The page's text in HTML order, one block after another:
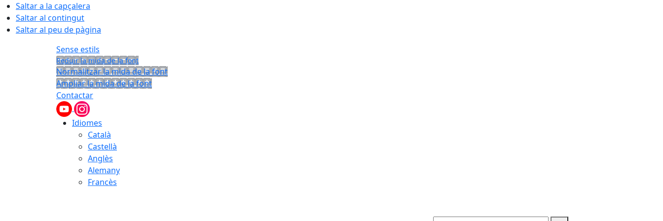
Saltar a la capçalera
Saltar al contingut
Saltar al peu de pàgina
Sense estils
Reduir la mida de la font
Normalitzar la mida de la font
Ampliar la mida de la font
Contactar
Idiomes
Català
Castellà
Anglès
Alemany
Francès